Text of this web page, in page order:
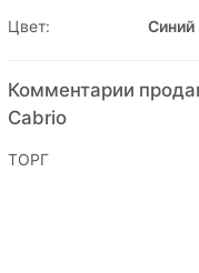
Цвет:
Синий
Комментарии
Cabrio
ТОРГ